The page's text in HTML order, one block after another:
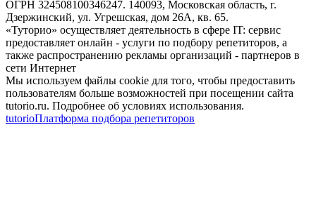
ОГРН 324508100346247. 140093, Московская область, г.
Дзержинский, ул. Угрешская, дом 26А, кв. 65.
«Туторио» осуществляет деятельность в сфере IT: сервис
предоставляет онлайн - услуги по подбору репетиторов, а
также распространению рекламы организаций - партнеров в
сети Интернет
Мы используем файлы cookie для того, чтобы предоставить
пользователям больше возможностей при посещении сайта
tutorio.ru. Подробнее об условиях использования.
tutorioПлатформа подбора репетиторов